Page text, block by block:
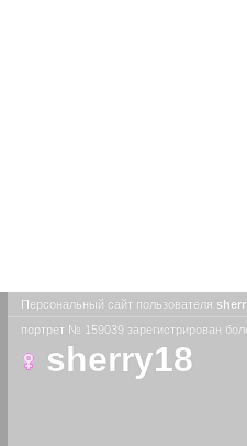
Персональный сайт пользователя
портрет № 159039 зарегистрирован
sherry18